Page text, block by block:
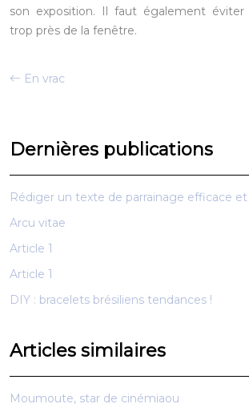
son exposition. Il faut également
trop près de la fenêtre.
En vrac
Dernières publications
Rédiger un texte de parrainage efficace
Arcu vitae
Article 1
Article 1
DIY : bracelets brésiliens tendances !
Articles similaires
Moumoute, star de cinémiaou